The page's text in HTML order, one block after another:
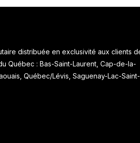
distribuée en exclusivité aux clients
Québec : Bas-Saint-Laurent, Cap-de-la-
Québec/Lévis, Saguenay-Lac-Saint-